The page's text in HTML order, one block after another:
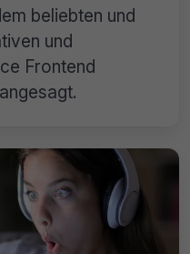
beliebten und
und
Frontend